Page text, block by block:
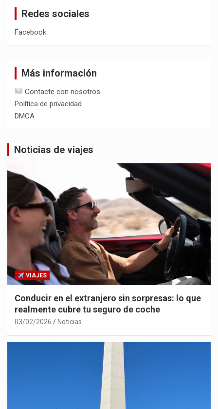
Redes sociales
Facebook
Más información
Contacte con nosotros
Política de privacidad
DMCA
Noticias de viajes
VIAJES
Conducir en el extranjero sin sorpresas: lo que
realmente cubre tu seguro de coche
03/02/2026 Noticias